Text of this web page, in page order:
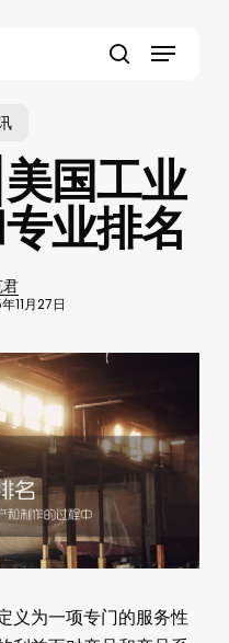
Menu
国工业
业排名
11月27日
义为一项专门的服务性